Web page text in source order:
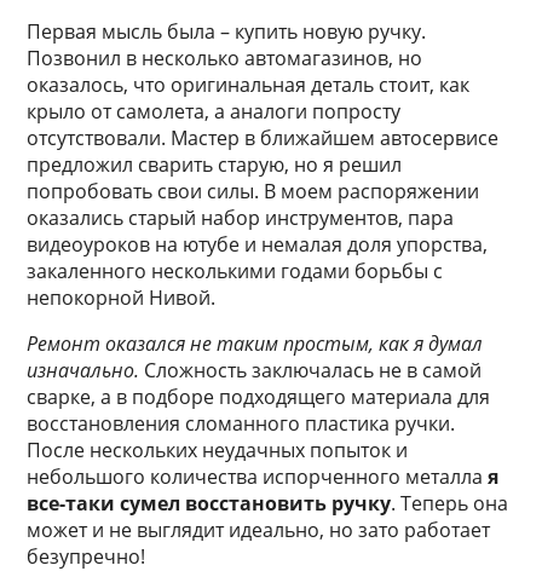
Первая мысль была – купить новую ручку.
Позвонил в несколько автомагазинов, но
оказалось, что оригинальная деталь стоит, как
крыло от самолета, а аналоги попросту
отсутствовали. Мастер в ближайшем автосервисе
предложил сварить старую, но я решил
попробовать свои силы. В моем распоряжении
оказались старый набор инструментов, пара
видеоуроков на ютубе и немалая доля упорства,
закаленного несколькими годами борьбы с
непокорной Нивой.
Ремонт оказался не таким простым, как я думал
изначально. Сложность заключалась не в самой
сварке, а в подборе подходящего материала для
восстановления сломанного пластика ручки.
После нескольких неудачных попыток и
небольшого количества испорченного металлая
все-таки сумел восстановить ручку. Теперь она
может и не выглядит идеально, но зато работает
безупречно!